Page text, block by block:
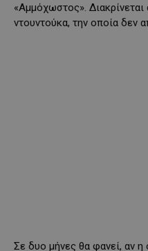
«Αμμόχωστος».
ντουντούκα, την οποία δεν
Σε δυο μήνες θα φανεί, αν η